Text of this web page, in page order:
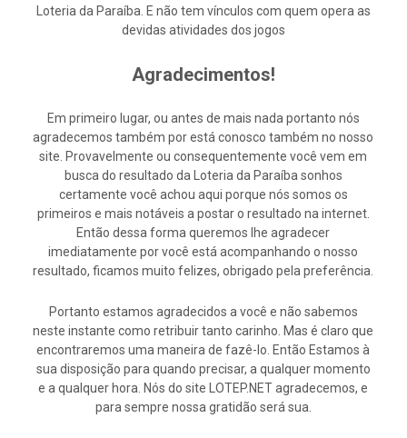
Loteria da Paraíba. E não tem vínculos com quem opera as
devidas atividades dos jogos
Agradecimentos!
Em primeiro lugar, ou antes de mais nada portanto nós
agradecemos também por está conosco também no nosso
site. Provavelmente ou consequentemente você vem em
busca do resultado da Loteria da Paraíba sonhos
certamente você achou aqui porque nós somos os
primeiros e mais notáveis a postar o resultado na internet.
Então dessa forma queremos lhe agradecer
imediatamente por você está acompanhando o nosso
resultado, ficamos muito felizes, obrigado pela preferência.
Portanto estamos agradecidos a você e não sabemos
neste instante como retribuir tanto carinho. Mas é claro que
encontraremos uma maneira de fazê-lo. Então Estamos à
sua disposição para quando precisar, a qualquer momento
e a qualquer hora. Nós do site LOTEP.NET agradecemos, e
para sempre nossa gratidão será sua.